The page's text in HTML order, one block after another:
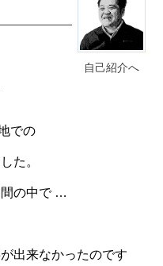
自己紹介へ
での
た。
の中で …
出来なかったのです